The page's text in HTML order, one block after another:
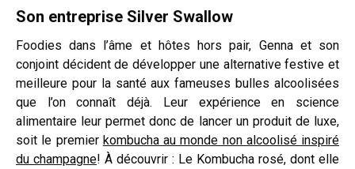
Son entreprise Silver Swallow
Foodies dans l’âme et hôtes hors pair, Genna et son
conjoint décident de développer une alternative festive et
meilleure pour la santé aux fameuses bulles alcoolisées
que l’on connaît déjà. Leur expérience en science
alimentaire leur permet donc de lancer un produit de luxe,
soit le premier kombucha au monde non alcoolisé inspiré
du champagne! À découvrir : Le Kombucha rosé, dont elle